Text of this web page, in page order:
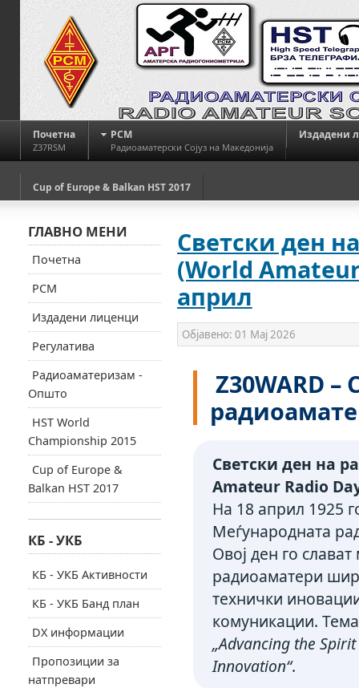
Почетна
Z37RSM
РСМ
Радиоаматерски Сојуз на Македонија
Издадени
Cup of Europe & Balkan HST 2017
Светски ден
(World
април
Објавено: 01 Мај 2026
Z30WARD –
Светски ден на
Amateur Radio
На 18 април 1925
Меѓународната
Овој ден го
радиоаматери
технички
комуникации.
„Advancing the
Innovation“.
ГЛАВНО МЕНИ
Почетна
РСМ
Издадени лиценци
Регулатива
Радиоаматеризам -
Општо
HST World
Championship 2015
Cup of Europe &
Balkan HST 2017
КБ - УКБ
КБ - УКБ Активности
КБ - УКБ Банд план
DX информации
Пропозиции за
натпревари